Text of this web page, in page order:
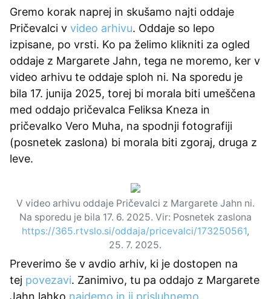
Gremo korak naprej in skušamo najti oddaje
Pričevalci v video arhivu. Oddaje so lepo
izpisane, po vrsti. Ko pa želimo klikniti za ogled
oddaje z Margarete Jahn, tega ne moremo, ker v
video arhivu te oddaje sploh ni. Na sporedu je
bila 17. junija 2025, torej bi morala biti umeščena
med oddajo pričevalca Feliksa Kneza in
pričevalko Vero Muha, na spodnji fotografiji
(posnetek zaslona) bi morala biti zgoraj, druga z
leve.
V video arhivu oddaje Pričevalci z Margarete Jahn ni.
Na sporedu je bila 17. 6. 2025. Vir: Posnetek zaslona
https://365.rtvslo.si/oddaja/pricevalci/173250561,
25. 7. 2025.
Preverimo še v avdio arhiv, ki je dostopen na
tej povezavi. Zanimivo, tu pa oddajo z Margarete
Jahn lahko najdemo in ji prisluhnemo